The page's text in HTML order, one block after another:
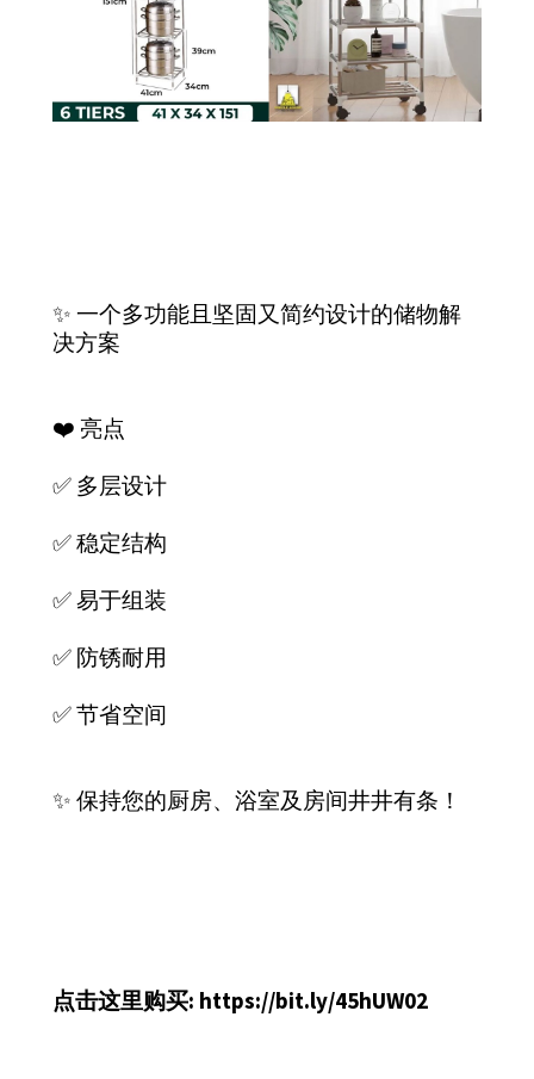
✨ 一个多功能且坚固又简约设计的储物解
决方案
❤️ 亮点
✅ 多层设计
✅ 稳定结构
✅ 易于组装
✅ 防锈耐用
✅ 节省空间
✨ 保持您的厨房、浴室及房间井井有条！
点击这里购买: https://bit.ly/45hUW02